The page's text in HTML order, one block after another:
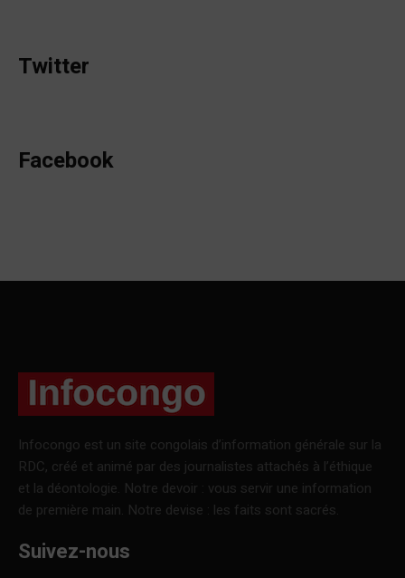
Twitter
Facebook
Infocongo est un site congolais d’information générale sur la
RDC, créé et animé par des journalistes attachés à l’éthique
et la déontologie. Notre devoir : vous servir une information
de première main. Notre devise : les faits sont sacrés.
Suivez-nous